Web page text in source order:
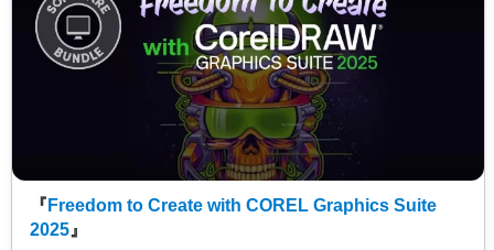
『 Freedom to Create with COREL Graphics Suite
2025 』